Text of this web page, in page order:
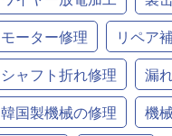
モーター修理
リペア
シャフト折れ修理
漏
韓国製機械の修理
機